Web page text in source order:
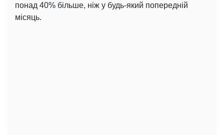
понад 40% більше, ніж у будь-який попередній
місяць.